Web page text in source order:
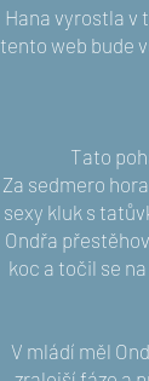
Hana vyrostla v
tento web bude
Tato
Za sedmero
sexy kluk s
Ondřa
koc a točil se
V mládí měl